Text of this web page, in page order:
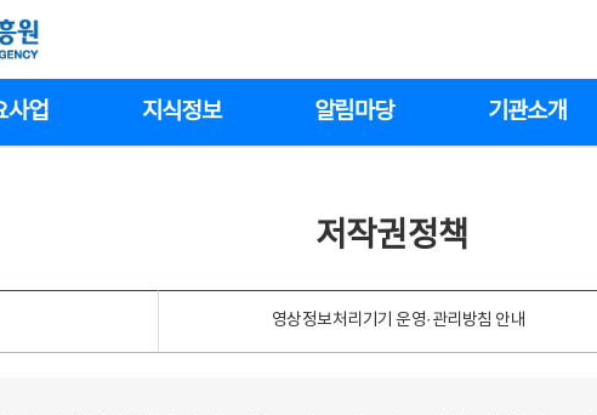
사업 지식정보 알림마당 기관소개
저작권정책
영상정보처리기기 운영·관리방침 안내